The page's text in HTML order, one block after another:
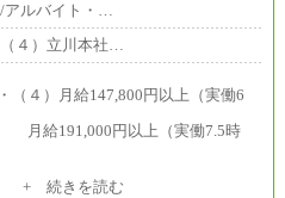
アルバイト・…
（４）立川本社…
（４）月給147,800円以上（実働6
円以上（実働7.5時
円以上（実働7.5時間）
+ 続きを読む